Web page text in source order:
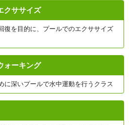
クササイズ
復を目的に、プールでのエクササイズ
ォーキング
に深いプールで水中運動を行うクラス